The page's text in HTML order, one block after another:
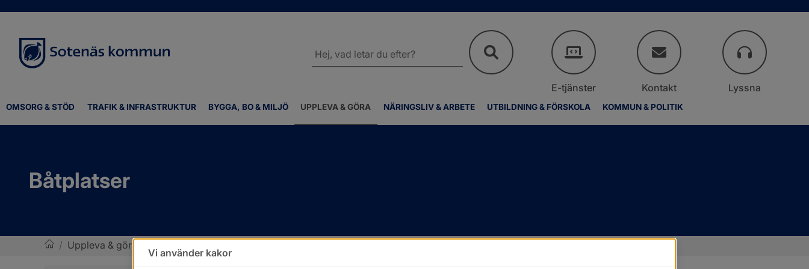
OMSORG & STÖD TRAFIK & INFRASTRUKTUR BYGGA, BO & MILJÖ UPPLEVA & GÖRA NÄRINGSLIV & ARBETE UTBILDNING & FÖRSKOLA KOMMUN & POLITIK
webbplatsen
E-tjänster Kontakt Lyssna
Båtplatser
/ Uppleva & göra
Vi använder kakor